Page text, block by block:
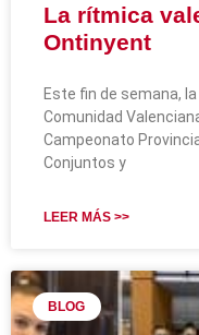
La rítmica
Ontinyent
Este fin de semana,
Comunidad
Campeonato
Conjuntos y
LEER MÁS >>
BLOG